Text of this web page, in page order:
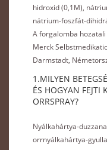
hidroxid (0,1M),
nátrium-foszfát-
A forgalomba
Merck
Darmstadt,
1.MILYEN
ÉS HOGYAN FEJTI
ORRSPRAY?
Nyálkahártya-
orrnyálkahártya-